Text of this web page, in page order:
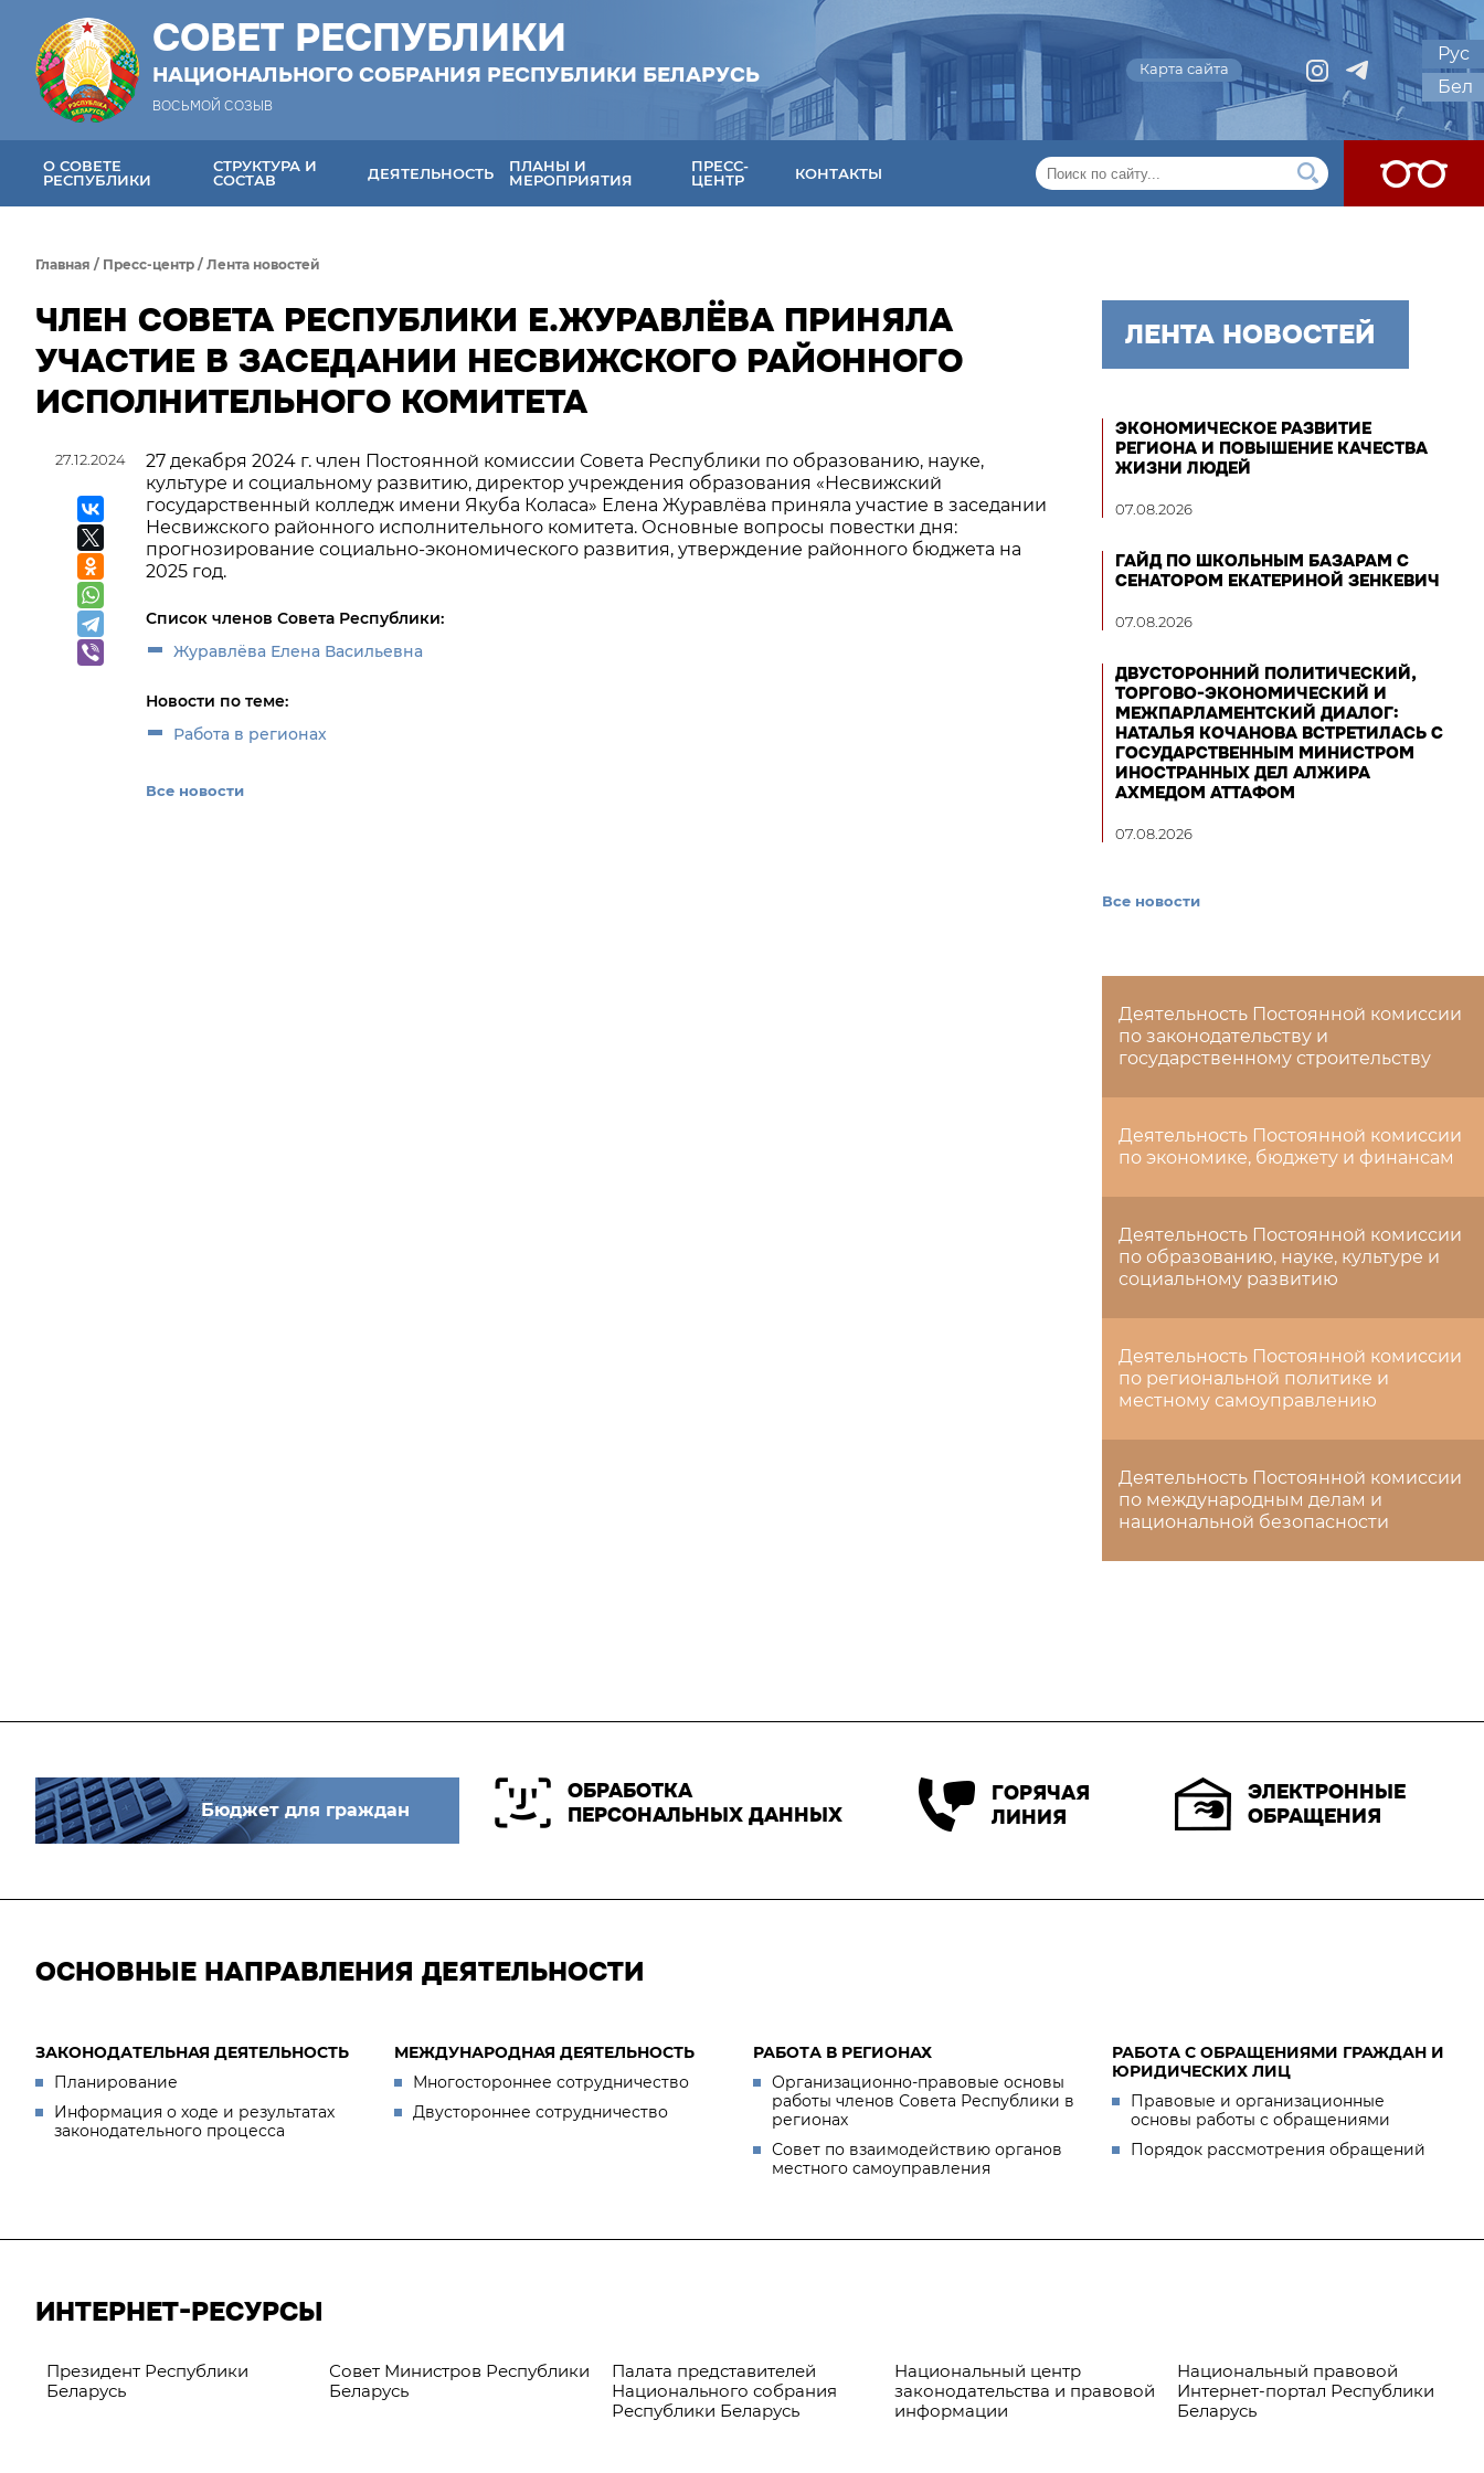
СОВЕТ РЕСПУБЛИКИ
НАЦИОНАЛЬНОГО СОБРАНИЯ РЕСПУБЛИКИ БЕЛАРУСЬ
ВОСЬМОЙ СОЗЫВ
Карта сайта
Рус
Бел
О СОВЕТЕ
РЕСПУБЛИКИ
СТРУКТУРА И
СОСТАВ
ДЕЯТЕЛЬНОСТЬ
ПЛАНЫ И
МЕРОПРИЯТИЯ
ПРЕСС-
ЦЕНТР
КОНТАКТЫ
Главная / Пресс-центр / Лента новостей
ЧЛЕН СОВЕТА РЕСПУБЛИКИ Е.ЖУРАВЛЁВА ПРИНЯЛА
УЧАСТИЕ В ЗАСЕДАНИИ НЕСВИЖСКОГО РАЙОННОГО
ИСПОЛНИТЕЛЬНОГО КОМИТЕТА
27.12.2024
27 декабря 2024 г. член Постоянной комиссии Совета Республики по образованию, науке,
культуре и социальному развитию, директор учреждения образования «Несвижский
государственный колледж имени Якуба Коласа» Елена Журавлёва приняла участие в заседании
Несвижского районного исполнительного комитета. Основные вопросы повестки дня:
прогнозирование социально-экономического развития, утверждение районного бюджета на
2025 год.
Список членов Совета Республики:
Журавлёва Елена Васильевна
Новости по теме:
Работа в регионах
Все новости
ЛЕНТА НОВОСТЕЙ
ЭКОНОМИЧЕСКОЕ РАЗВИТИЕ
РЕГИОНА И ПОВЫШЕНИЕ КАЧЕСТВА
ЖИЗНИ ЛЮДЕЙ
07.08.2026
ГАЙД ПО ШКОЛЬНЫМ БАЗАРАМ С
СЕНАТОРОМ ЕКАТЕРИНОЙ ЗЕНКЕВИЧ
07.08.2026
ДВУСТОРОННИЙ ПОЛИТИЧЕСКИЙ,
ТОРГОВО-ЭКОНОМИЧЕСКИЙ И
МЕЖПАРЛАМЕНТСКИЙ ДИАЛОГ:
НАТАЛЬЯ КОЧАНОВА ВСТРЕТИЛАСЬ С
ГОСУДАРСТВЕННЫМ МИНИСТРОМ
ИНОСТРАННЫХ ДЕЛ АЛЖИРА
АХМЕДОМ АТТАФОМ
07.08.2026
Все новости
Деятельность Постоянной комиссии
по законодательству и
государственному строительству
Деятельность Постоянной комиссии
по экономике, бюджету и финансам
Деятельность Постоянной комиссии
по образованию, науке, культуре и
социальному развитию
Деятельность Постоянной комиссии
по региональной политике и
местному самоуправлению
Деятельность Постоянной комиссии
по международным делам и
национальной безопасности
Бюджет для граждан
ОБРАБОТКА
ПЕРСОНАЛЬНЫХ ДАННЫХ
ГОРЯЧАЯ
ЛИНИЯ
ЭЛЕКТРОННЫЕ
ОБРАЩЕНИЯ
ОСНОВНЫЕ НАПРАВЛЕНИЯ ДЕЯТЕЛЬНОСТИ
ЗАКОНОДАТЕЛЬНАЯ ДЕЯТЕЛЬНОСТЬ
Планирование
Информация о ходе и результатах
законодательного процесса
МЕЖДУНАРОДНАЯ ДЕЯТЕЛЬНОСТЬ
Многостороннее сотрудничество
Двустороннее сотрудничество
РАБОТА В РЕГИОНАХ
Организационно-правовые основы
работы членов Совета Республики в
регионах
Совет по взаимодействию органов
местного самоуправления
РАБОТА С ОБРАЩЕНИЯМИ ГРАЖДАН И
ЮРИДИЧЕСКИХ ЛИЦ
Правовые и организационные
основы работы с обращениями
Порядок рассмотрения обращений
ИНТЕРНЕТ-РЕСУРСЫ
Президент Республики
Беларусь
Совет Министров Республики
Беларусь
Палата представителей
Национального собрания
Республики Беларусь
Национальный центр
законодательства и правовой
информации
Национальный правовой
Интернет-портал Республики
Беларусь